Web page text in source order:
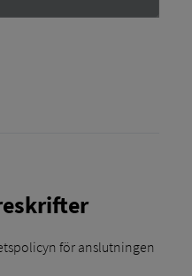
för anslutningen